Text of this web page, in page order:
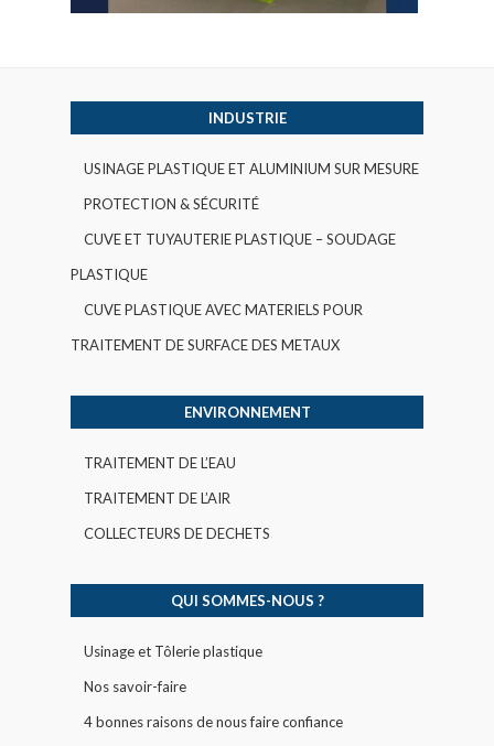
INDUSTRIE
USINAGE PLASTIQUE ET ALUMINIUM SUR MESURE
PROTECTION & SÉCURITÉ
CUVE ET TUYAUTERIE PLASTIQUE – SOUDAGE
PLASTIQUE
CUVE PLASTIQUE AVEC MATERIELS POUR
TRAITEMENT DE SURFACE DES METAUX
ENVIRONNEMENT
TRAITEMENT DE L’EAU
TRAITEMENT DE L’AIR
COLLECTEURS DE DECHETS
QUI SOMMES-NOUS ?
Usinage et Tôlerie plastique
Nos savoir-faire
4 bonnes raisons de nous faire confiance